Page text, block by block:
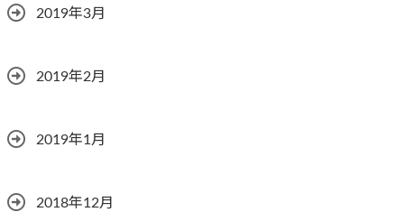
2019年3月
2019年2月
2019年1月
2018年12月